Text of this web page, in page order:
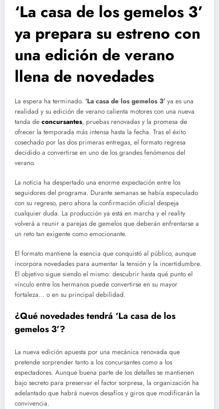
‘La casa de los gemelos 3’
ya prepara su estreno con
una edición de verano
llena de novedades
La espera ha terminado. ‘La casa de los gemelos 3’ ya es una
realidad y su edición de verano calienta motores con una nueva
tanda de concursantes, pruebas renovadas y la promesa de
ofrecer la temporada más intensa hasta la fecha. Tras el éxito
cosechado por las dos primeras entregas, el formato regresa
decidido a convertirse en uno de los grandes fenómenos del
verano.
La noticia ha despertado una enorme expectación entre los
seguidores del programa. Durante semanas se había especulado
con su regreso, pero ahora la confirmación oficial despeja
cualquier duda. La producción ya está en marcha y el reality
volverá a reunir a parejas de gemelos que deberán enfrentarse a
un reto tan exigente como emocionante.
El formato mantiene la esencia que conquistó al público, aunque
incorpora novedades para aumentar la tensión y la incertidumbre.
El objetivo sigue siendo el mismo: descubrir hasta qué punto el
vínculo entre los hermanos puede convertirse en su mayor
fortaleza… o en su principal debilidad.
¿Qué novedades tendrá ‘La casa de los
gemelos 3’?
La nueva edición apuesta por una mecánica renovada que
pretende sorprender tanto a los concursantes como a los
espectadores. Aunque buena parte de los detalles se mantienen
bajo secreto para preservar el factor sorpresa, la organización ha
adelantado que habrá nuevos desafíos y giros que modificarán la
convivencia.